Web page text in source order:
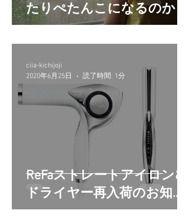
たりぺたんこになるのか？
ReFaストレートアイロン&
ドライヤー再入荷のお知ら
せ
ciia-kichijoji
2020年6月25日
読了時間: 1分